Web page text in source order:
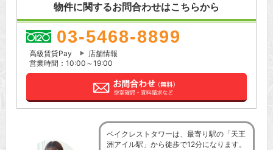
物件に関するお問合わせはこちらから
03-5468-8899
高級賃貸Pay
店舗情報
営業時間：10:00～19:00
ベイクレストタワーは、最寄り駅の「天王
洲アイル駅」から徒歩で12分になります。